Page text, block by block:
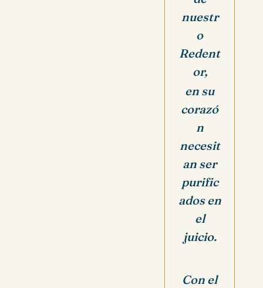
nuestr
o
Redent
or,
en su
corazó
n
necesit
an ser
purific
ados en
el
juicio.
Con el